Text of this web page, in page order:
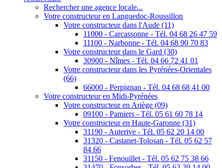
Rechercher une agence locale...
Votre constructeur en Languedoc-Roussillon
Votre constructeur dans l'Aude (11)
11000 - Carcassonne - Tél. 04 68 26 47 59
11100 - Narbonne - Tél. 04 68 90 70 83
Votre constructeur dans le Gard (30)
30900 - Nîmes - Tél. 04 66 72 41 01
Votre constructeur dans les Pyrénées-Orientales
(66)
66000 - Perpignan - Tél. 04 68 68 41 00
Votre constructeur en Midi-Pyrénées
Votre constructeur en Ariège (09)
09100 - Pamiers - Tél. 05 61 60 78 14
Votre constructeur en Haute-Garonne (31)
31190 - Auterive - Tél. 05 62 20 14 00
31320 - Castanet-Tolosan - Tél. 05 62 57
84 66
31150 - Fenouillet - Tél. 05 62 75 38 66